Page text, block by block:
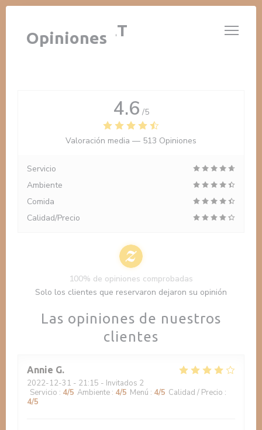
Personalización de sus opciones de cookies
LE 14 JUILLET
Opiniones
Las opiniones de nuestros
clientes
Annie G
2022-12-31 - 21:15 - Invitados 2
Servicio : 4/5 Ambiente : 4/5 Menú : 4/5 Calidad / Precio :
4/5
4.6 /5
Valoración media — 513 Opiniones
Servicio
Ambiente
Comida
Calidad/Precio
100% de opiniones comprobadas
Solo los clientes que reservaron dejaron su opinión